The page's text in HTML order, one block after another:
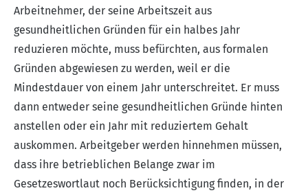
Arbeitnehmer, der seine Arbeitszeit aus
gesundheitlichen Gründen für ein halbes Jahr
reduzieren möchte, muss befürchten, aus formalen
Gründen abgewiesen zu werden, weil er die
Mindestdauer von einem Jahr unterschreitet. Er muss
dann entweder seine gesundheitlichen Gründe hinten
anstellen oder ein Jahr mit reduziertem Gehalt
auskommen. Arbeitgeber werden hinnehmen müssen,
dass ihre betrieblichen Belange zwar im
Gesetzeswortlaut noch Berücksichtigung finden, in der